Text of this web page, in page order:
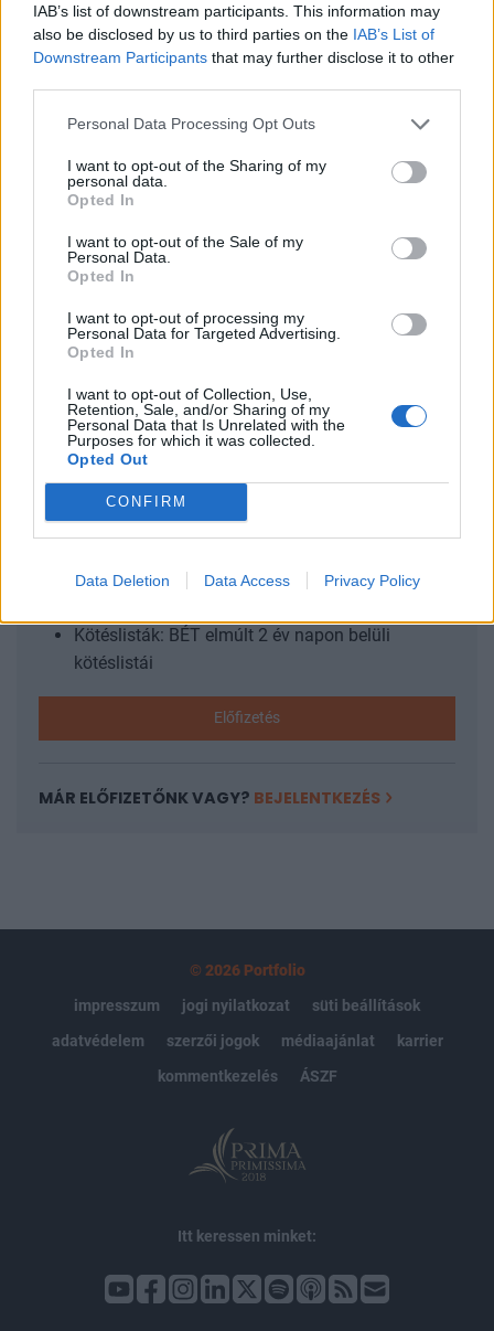
IAB’s list of downstream participants. This information may
also be disclosed by us to third parties on the IAB’s List of
Downstream Participants that may further disclose it to other
Personal Data Processing Opt Outs
I want to opt-out of the Sharing of my
personal data.
Opted In
I want to opt-out of the Sale of my
Personal Data.
Opted In
I want to opt-out of processing my
Personal Data for Targeted Advertising.
Opted In
I want to opt-out of Collection, Use,
Retention, Sale, and/or Sharing of my
Personal Data that Is Unrelated with the
Purposes for which it was collected.
Opted Out
CONFIRM
Data Deletion Data Access Privacy Policy
javul érdemben Magyarország költségvetési
helyzete - így összegezhető annak a négy hazai,
illetve külföldi elemzőnek a véleménye, akik a
(London), Tóth Gyula, a BA-CA (Bécs) és Lars
Christensen, a Danske Bank (Koppenhága)
szakértőinek kommentárjával frissült elemzői
körképünk, melyet olvasóink bővebben a
portfolio.hu angol oldalán találnak.
az alábbi linken magyarul is olvasható:Kapcsolódó
cikkünk2005.12.06 11:51 Elemzői reakció a Fitch-
KEDVES OLVASÓNK!
A keresett cikk a portfolio.hu hírarchívumához
tartozik, melynek olvasása előfizetéses
regisztrációhoz kötött.
Az előfizetés a következőket tartalmazza:
Kötéslisták: BÉT elmúlt 2 év napon belüli
kötéslistái
Előfizetés
MÁR ELŐFIZETŐNK VAGY? BEJELENTKEZÉS
© 2026 Portfolio
impresszum
jogi nyilatkozat
süti beállítások
adatvédelem
szerzői jogok médiaajánlat
karrier
kommentkezelés
ÁSZF
Itt keressen minket: